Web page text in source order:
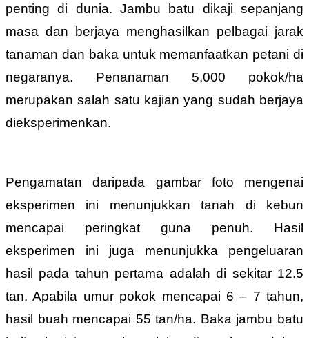
penting di dunia. Jambu batu dikaji sepanjang
masa dan berjaya menghasilkan pelbagai jarak
tanaman dan baka untuk memanfaatkan petani di
negaranya. Penanaman 5,000 pokok/ha
merupakan salah satu kajian yang sudah berjaya
dieksperimenkan.
Pengamatan daripada gambar foto mengenai
eksperimen ini menunjukkan tanah di kebun
mencapai peringkat guna penuh. Hasil
eksperimen ini juga menunjukka pengeluaran
hasil pada tahun pertama adalah di sekitar 12.5
tan. Apabila umur pokok mencapai 6 – 7 tahun,
hasil buah mencapai 55 tan/ha. Baka jambu batu